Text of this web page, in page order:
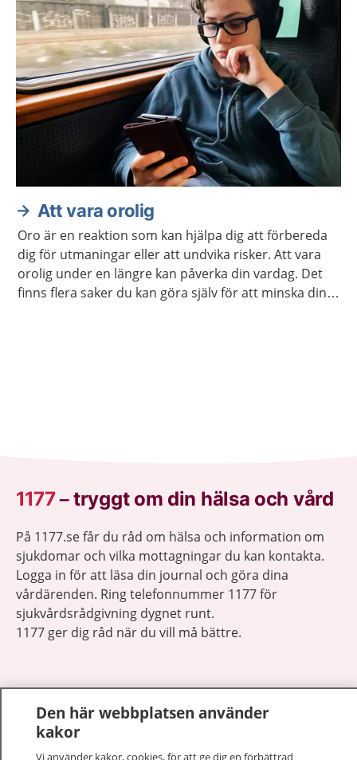
Att vara orolig
Oro är en reaktion som kan hjälpa dig att förbereda
dig för utmaningar eller att undvika risker. Att vara
orolig under en längre kan påverka din vardag. Det
finns flera saker du kan göra själv för att minska din
1177–tryggt om din hälsa och vård
På 1177.se får du råd om hälsa och information om
sjukdomar och vilka mottagningar du kan kontakta.
Logga in för att läsa din journal och göra dina
vårdärenden. Ring telefonnummer 1177 för
sjukvårdsrådgivning dygnet runt.
1177 ger dig råd när du vill må bättre.
1177 på flera språk
Den här webbplatsen använder
kakor
Vi använder kakor, cookies, för att ge dig en förbättrad